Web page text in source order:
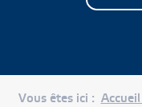
Vous êtes ici : Accueil